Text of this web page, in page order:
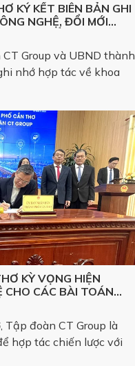
KÝ KẾT BIÊN BẢN GHI
NGHỆ, ĐỔI MỚI
TRIỂN CÁC SẢN
Group và UBND thành
nhớ hợp tác về khoa
KỲ VỌNG HIỆN
CHO CÁC BÀI TOÁN
Tập đoàn CT Group là
hợp tác chiến lược với